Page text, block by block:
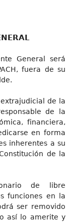
General será
fuera de su
de la
de la
financiera,
en forma
inherentes a su
de la
de libre
funciones en la
ser removido
así lo amerite y